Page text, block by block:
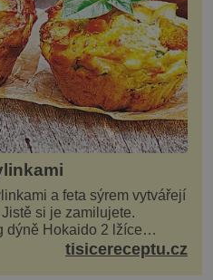
a feta sýrem vytvářejí
si je zamilujete.
dýně Hokaido 2 lžíce
nasekaných špen...
tisicereceptu.cz